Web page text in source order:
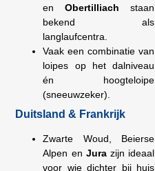
enObertilliach staan
bekend als
langlaufcentra.
Vaak een combinatie van
loipes op het dalniveau
én hoogteloipe
(sneeuwzeker).
Duitsland & Frankrijk
Zwarte Woud, Beierse
Alpen en Jurazijn ideaal
voor wie dichter bij huis